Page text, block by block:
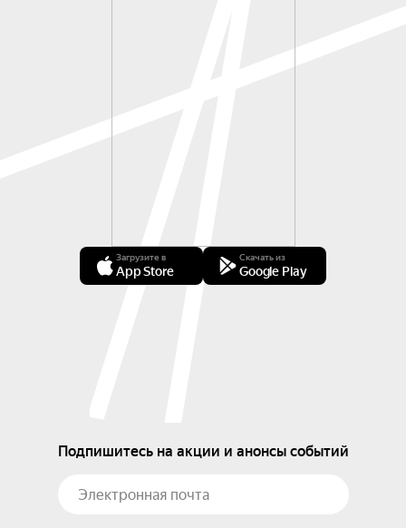
Загрузите в
App Store
Скачать из
Google Play
Подпишитесь на акции и анонсы событий